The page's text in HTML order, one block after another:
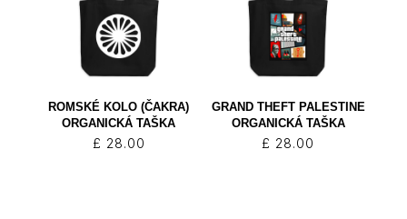
ROMSKÉ KOLO (ČAKRA)
ORGANICKÁ TAŠKA
£ 28.00
GRAND THEFT PALESTINE
ORGANICKÁ TAŠKA
£ 28.00